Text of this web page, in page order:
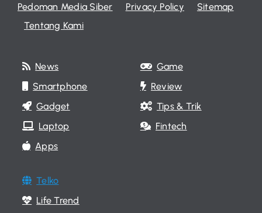
Pedoman Media Siber Privacy Policy
Sitemap
Tentang Kami
News
Smartphone
Gadget
Laptop
Apps
Game
Review
Tips & Trik
Fintech
Telko
Life Trend